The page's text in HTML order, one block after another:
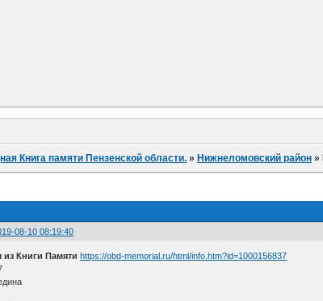
Книга памяти Пензенской области. » Нижнеломовский район »
08-10 08:19:40
Книги Памяти https://obd-memorial.ru/html/info.htm?id=1000156837